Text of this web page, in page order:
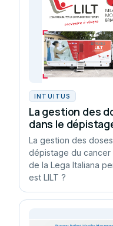
INTUITUS
La gestion des
dans le
La gestion des
dépistage du
de la Lega Italiana
est LILT ?